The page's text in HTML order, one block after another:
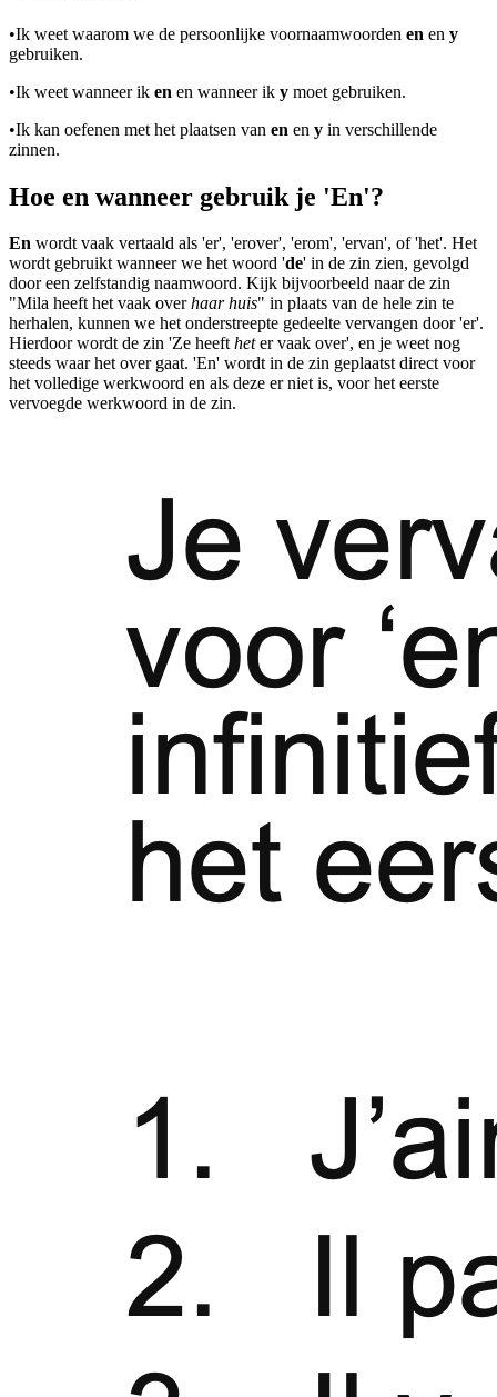
•Ik weet waarom we de persoonlijke voornaamwoorden en en y
gebruiken.
•Ik weet wanneer ik en en wanneer ik y moet gebruiken.
•Ik kan oefenen met het plaatsen van en en y in verschillende
zinnen.
Hoe en wanneer gebruik je 'En'?
En wordt vaak vertaald als 'er', 'erover', 'erom', 'ervan', of 'het'. Het
wordt gebruikt wanneer we het woord 'de' in de zin zien, gevolgd
door een zelfstandig naamwoord. Kijk bijvoorbeeld naar de zin
"Mila heeft het vaak overhaar huis" in plaats van de hele zin te
herhalen, kunnen we het onderstreepte gedeelte vervangen door 'er'.
Hierdoor wordt de zin 'Ze heeftheter vaak over', en je weet nog
steeds waar het over gaat. 'En' wordt in de zin geplaatst direct voor
het volledige werkwoord en als deze er niet is, voor het eerste
vervoegde werkwoord in de zin.